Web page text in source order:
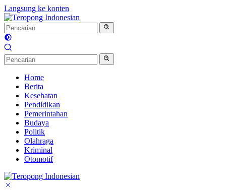
Langsung ke konten
Home
Berita
Kesehatan
Pendidikan
Pemerintahan
Budaya
Politik
Olahraga
Kriminal
Otomotif